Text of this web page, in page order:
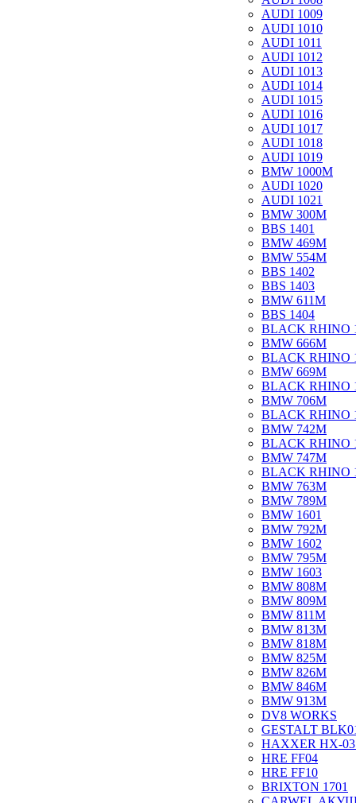
AUDI 1009
AUDI 1010
AUDI 1011
AUDI 1012
AUDI 1013
AUDI 1014
AUDI 1015
AUDI 1016
AUDI 1017
AUDI 1018
AUDI 1019
BMW 1000M
AUDI 1020
AUDI 1021
BMW 300M
BBS 1401
BMW 469M
BMW 554M
BBS 1402
BBS 1403
BMW 611M
BBS 1404
BLACK RHINO
BMW 666M
BLACK RHINO
BMW 669M
BLACK RHINO
BMW 706M
BLACK RHINO
BMW 742M
BLACK RHINO
BMW 747M
BLACK RHINO
BMW 763M
BMW 789M
BMW 1601
BMW 792M
BMW 1602
BMW 795M
BMW 1603
BMW 808M
BMW 809M
BMW 811M
BMW 813M
BMW 818M
BMW 825M
BMW 826M
BMW 846M
BMW 913M
DV8 WORKS
GESTALT
HAXXER HX-
HRE FF04
HRE FF10
BRIXTON 1701